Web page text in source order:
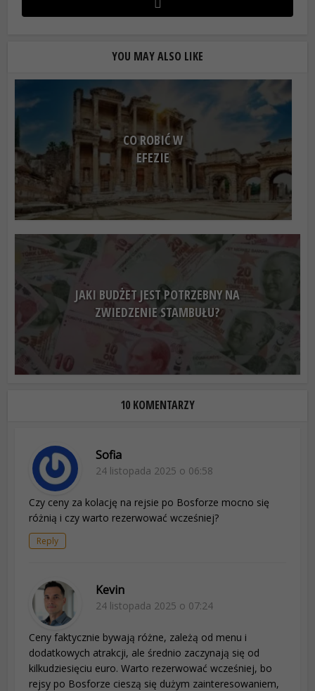
YOU MAY ALSO LIKE
CO ROBIĆ W
EFEZIE
JAKI BUDŻET JEST POTRZEBNY NA
ZWIEDZENIE STAMBUŁU?
10 KOMENTARZY
Sofia
24 listopada 2025 o 06:58
Czy ceny za kolację na rejsie po Bosforze mocno się
różnią i czy warto rezerwować wcześniej?
Reply
Kevin
24 listopada 2025 o 07:24
Ceny faktycznie bywają różne, zależą od menu i
dodatkowych atrakcji, ale średnio zaczynają się od
kilkudziesięciu euro. Warto rezerwować wcześniej, bo
rejsy po Bosforze cieszą się dużym zainteresowaniem,